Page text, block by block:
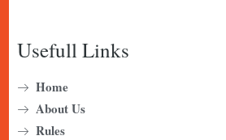
Usefull Links
Home
About Us
Rules